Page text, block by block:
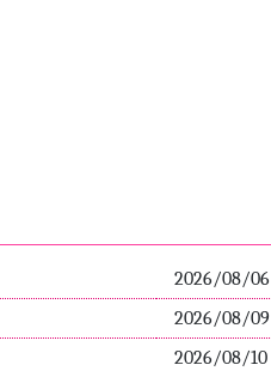
2026/08/06
2026/08/09
2026/08/10